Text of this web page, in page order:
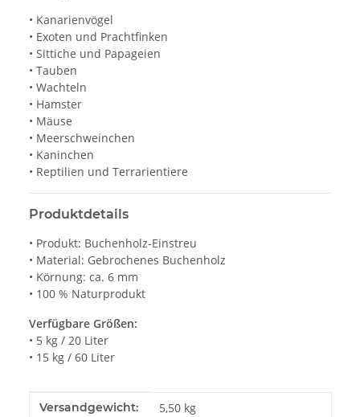
• Kanarienvögel
• Exoten und Prachtfinken
• Sittiche und Papageien
• Tauben
• Wachteln
• Hamster
• Mäuse
• Meerschweinchen
• Kaninchen
• Reptilien und Terrarientiere
Produktdetails
• Produkt: Buchenholz-Einstreu
• Material: Gebrochenes Buchenholz
• Körnung: ca. 6 mm
• 100 % Naturprodukt
Verfügbare Größen:
• 5 kg / 20 Liter
• 15 kg / 60 Liter
Produkteigenschaft
Wert
Versandgewicht: 5,50 kg